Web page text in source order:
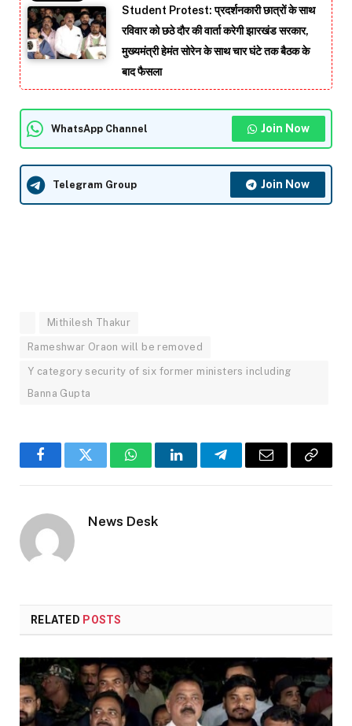
Student Protest: प्रदर्शनकारी छात्रों के साथ
रविवार को छठे दौर की वार्ता करेगी झारखंड सरकार,
मुख्यमंत्री हेमंत सोरेन के साथ चार घंटे तक बैठक के
बाद फैसला
WhatsApp Channel Join Now
Telegram Group Join Now
Mithilesh Thakur
Rameshwar Oraon will be removed
Y category security of six former ministers including
Banna Gupta
FacebookTwitter WhatsAppLinkedInTelegramEmail
Copy
News Desk
RELATED POSTS